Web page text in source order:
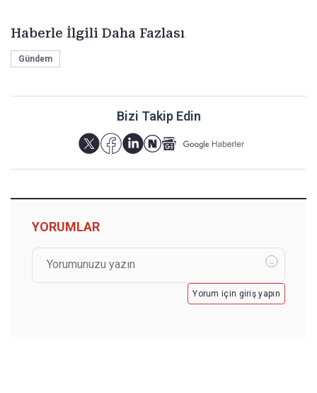
Haberle İlgili Daha Fazlası
Gündem
Bizi Takip Edin
YORUMLAR
Yorum için giriş yapın